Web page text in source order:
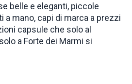
belle e eleganti, piccole
a mano, capi di marca a prezzi
capsule che solo al
a Forte dei Marmi si